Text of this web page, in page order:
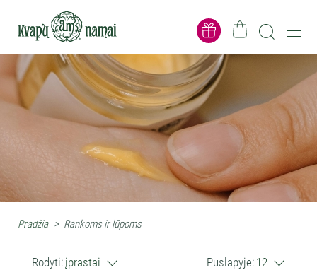
Pradžia > Rankoms ir lūpoms
Rodyti: įprastai Puslapyje: 12